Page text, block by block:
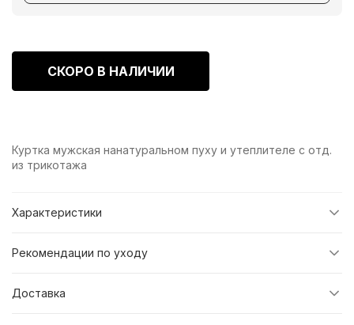
СКОРО В НАЛИЧИИ
Куртка мужская нанатуральном пуху и утеплителе с отд.
из трикотажа
Характеристики
Рекомендации по уходу
Доставка